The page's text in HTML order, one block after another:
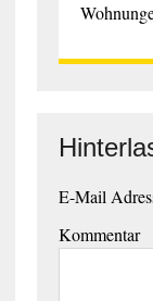
E-Mail
Kommentar